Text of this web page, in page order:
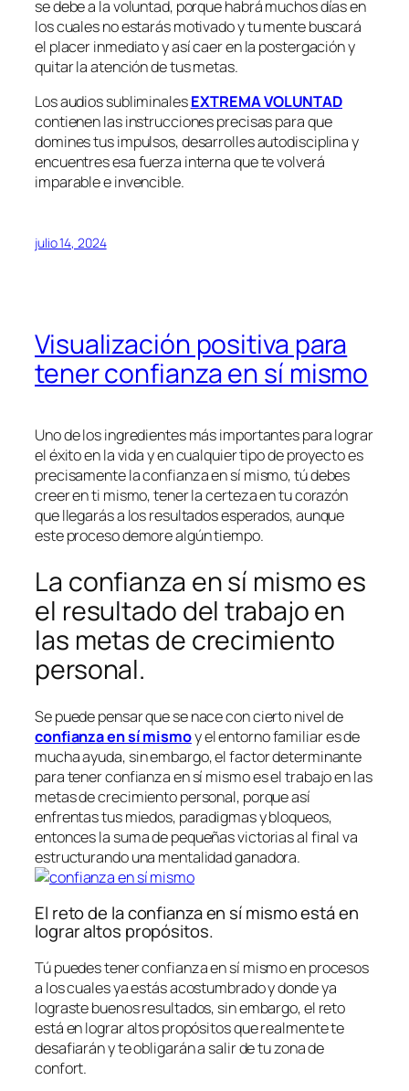
se debe a la voluntad, porque habrá muchos días en
los cuales no estarás motivado y tu mente buscará
el placer inmediato y así caer en la postergación y
quitar la atención de tus metas.
Los audios subliminalesEXTREMA VOLUNTAD
contienen las instrucciones precisas para que
domines tus impulsos, desarrolles autodisciplina y
encuentres esa fuerza interna que te volverá
imparable e invencible.
julio 14, 2024
Visualización positiva para
tener confianza en sí mismo
Uno de los ingredientes más importantes para lograr
el éxito en la vida y en cualquier tipo de proyecto es
precisamente la confianza en sí mismo, tú debes
creer en ti mismo, tener la certeza en tu corazón
que llegarás a los resultados esperados, aunque
este proceso demore algún tiempo.
La confianza en sí mismo es
el resultado del trabajo en
las metas de crecimiento
personal.
Se puede pensar que se nace con cierto nivel de
confianza en sí mismoy el entorno familiar es de
mucha ayuda, sin embargo, el factor determinante
para tener confianza en sí mismo es el trabajo en las
metas de crecimiento personal, porque así
enfrentas tus miedos, paradigmas y bloqueos,
entonces la suma de pequeñas victorias al final va
estructurando una mentalidad ganadora.
El reto de la confianza en sí mismo está en
lograr altos propósitos.
Tú puedes tener confianza en sí mismo en procesos
a los cuales ya estás acostumbrado y donde ya
lograste buenos resultados, sin embargo, el reto
está en lograr altos propósitos que realmente te
desafiarán y te obligarán a salir de tu zona de
confort.